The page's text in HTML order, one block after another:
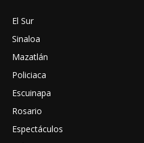
El Sur
Sinaloa
Mazatlán
Policiaca
Escuinapa
Rosario
Espectáculos